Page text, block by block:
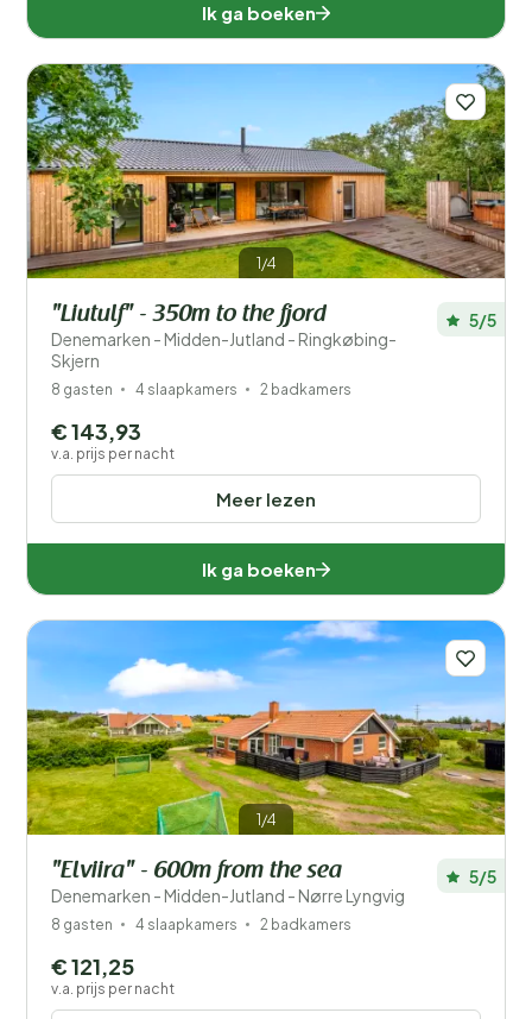
Ik ga boeken
1/4
"Liutulf" - 350m to the fjord
Denemarken - Midden-Jutland - Ringkøbing-
Skjern
5/5
8 gasten 4 slaapkamers 2 badkamers
Meer lezen
€ 143,93
v.a. prijs per nacht
Ik ga boeken
1/4
"Elviira" - 600m from the sea
Denemarken - Midden-Jutland - Nørre Lyngvig
5/5
8 gasten 4 slaapkamers 2 badkamers
€ 121,25
v.a. prijs per nacht